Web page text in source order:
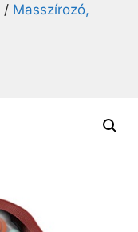
/ Masszírozó,